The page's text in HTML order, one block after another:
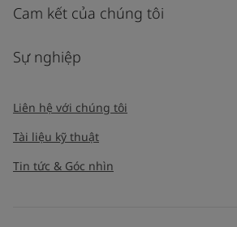
Cam kết của chúng tôi
Sự nghiệp
Liên hệ với chúng tôi
Tài liệu kỹ thuật
Tin tức & Góc nhìn